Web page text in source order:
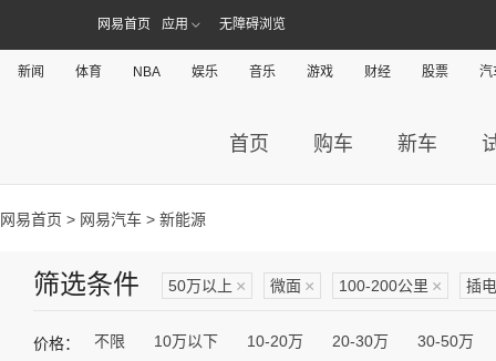
网易首页 应用 无障碍浏览
新闻 体育 NBA 娱乐 音乐 游戏 财经 股票 汽
首页 购车 新车
网易首页 > 网易汽车 > 新能源
筛选条件 50万以上 × 微面 × 100-200公里 × 插
价格： 不限 10万以下 10-20万 20-30万 30-50万